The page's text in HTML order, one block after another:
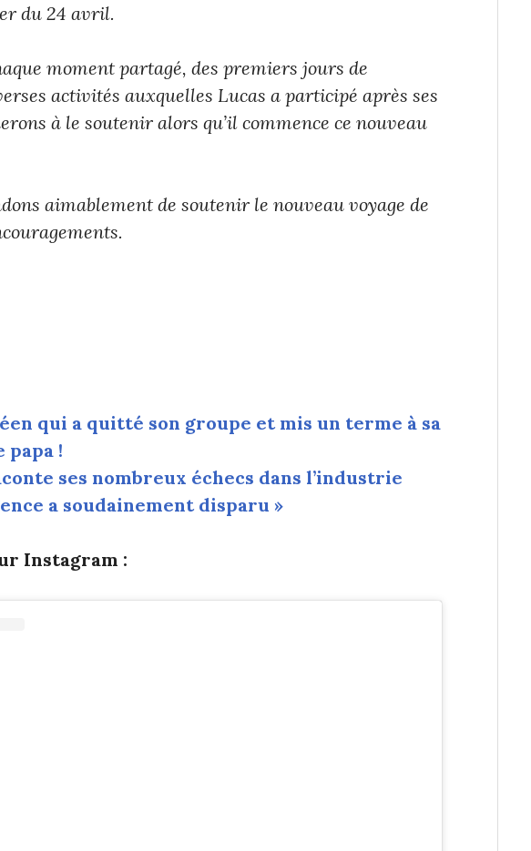
du 24 avril.
moment partagé, des premiers jours de
activités auxquelles Lucas a participé après ses
à le soutenir alors qu’il commence ce nouveau
aimablement de soutenir le nouveau voyage de
qui a quitté son groupe et mis un terme à sa
!
ses nombreux échecs dans l’industrie
a soudainement disparu »
Instagram :